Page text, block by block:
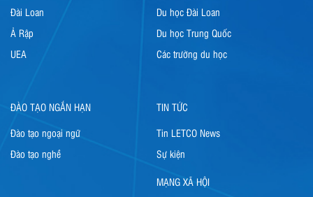
Đài Loan
Ả Rập
UEA
Du học Đài Loan
Du học Trung Quốc
Các trường du học
ĐÀO TẠO NGẮN HẠN
Đào tạo ngoại ngữ
Đào tạo nghề
TIN TỨC
Tin LETCO News
Sự kiện
MẠNG XÃ HỘI